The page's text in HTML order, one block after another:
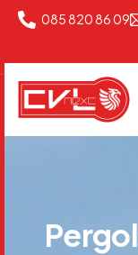
085 820 86 09
Pergol